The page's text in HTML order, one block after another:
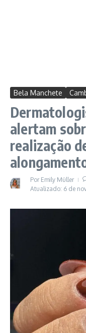
Bela Manchete
alertam
realização
Por Emily Müller
Atualizado: 6 de